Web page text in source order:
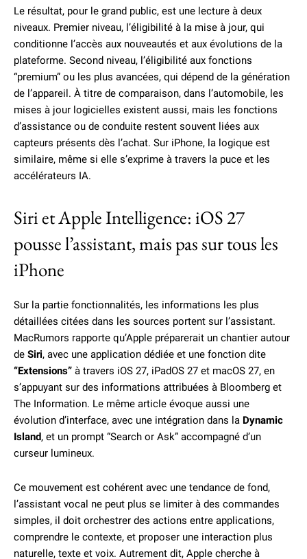
Le résultat, pour le grand public, est une lecture à deux
niveaux. Premier niveau, l’éligibilité à la mise à jour, qui
conditionne l’accès aux nouveautés et aux évolutions de la
plateforme. Second niveau, l’éligibilité aux fonctions
“premium” ou les plus avancées, qui dépend de la génération
de l’appareil. À titre de comparaison, dans l’automobile, les
mises à jour logicielles existent aussi, mais les fonctions
d’assistance ou de conduite restent souvent liées aux
capteurs présents dès l’achat. Sur iPhone, la logique est
similaire, même si elle s’exprime à travers la puce et les
accélérateurs IA.
Siri et Apple Intelligence: iOS 27
pousse l’assistant, mais pas sur tous les
iPhone
Sur la partie fonctionnalités, les informations les plus
détaillées citées dans les sources portent sur l’assistant.
MacRumors rapporte qu’Apple préparerait un chantier autour
de Siri, avec une application dédiée et une fonction dite
“Extensions” à travers iOS 27, iPadOS 27 et macOS 27, en
s’appuyant sur des informations attribuées à Bloomberg et
The Information. Le même article évoque aussi une
évolution d’interface, avec une intégration dans la Dynamic
Island, et un prompt “Search or Ask” accompagné d’un
curseur lumineux.
Ce mouvement est cohérent avec une tendance de fond,
l’assistant vocal ne peut plus se limiter à des commandes
simples, il doit orchestrer des actions entre applications,
comprendre le contexte, et proposer une interaction plus
naturelle, texte et voix. Autrement dit, Apple cherche à